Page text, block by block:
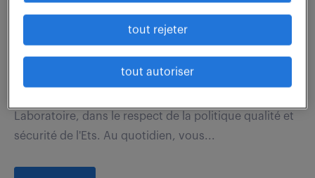
CDI
40 000 - 50 000 € / an
Rattaché au Directeur Régional, Votre mission sera
Laboratoire, dans le respect de la politique qualité et
sécurité de l'Ets. Au quotidien, vous...
tout rejeter
tout autoriser